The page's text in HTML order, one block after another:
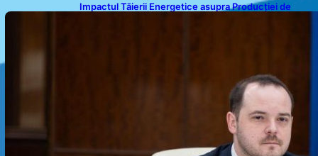
Impactul Tăierii Energetice asupra Producției de